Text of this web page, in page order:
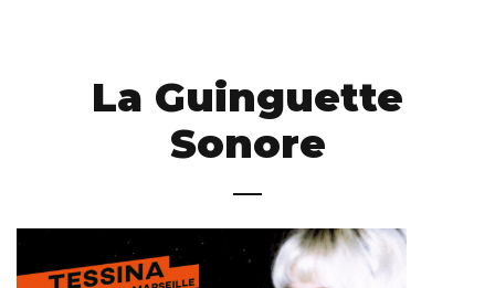
La Guinguette
Sonore